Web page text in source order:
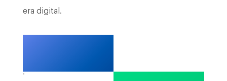
era digital.
.